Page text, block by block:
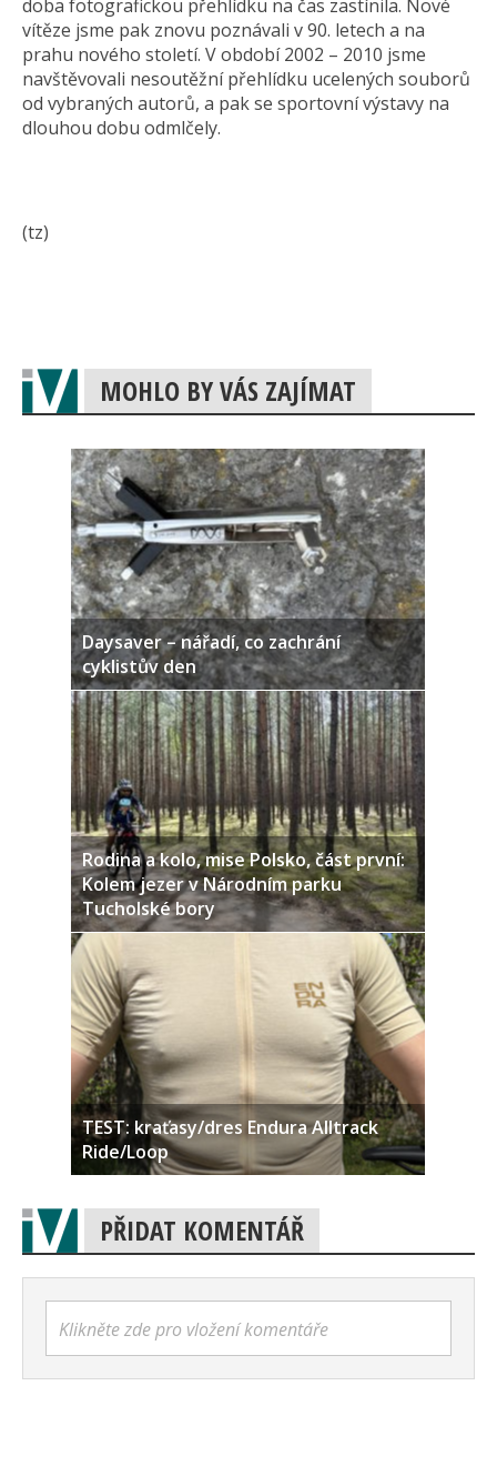
doba fotografickou přehlídku na čas zastínila. Nové
vítěze jsme pak znovu poznávali v 90. letech a na
prahu nového století. V období 2002 – 2010 jsme
navštěvovali nesoutěžní přehlídku ucelených souborů
od vybraných autorů, a pak se sportovní výstavy na
dlouhou dobu odmlčely.
(tz)
MOHLO BY VÁS ZAJÍMAT
Daysaver – nářadí, co zachrání
cyklistův den
Rodina a kolo, mise Polsko, část první:
Kolem jezer v Národním parku
Tucholské bory
TEST: kraťasy/dres Endura Alltrack
Ride/Loop
PŘIDAT KOMENTÁŘ
Klikněte zde pro vložení komentáře